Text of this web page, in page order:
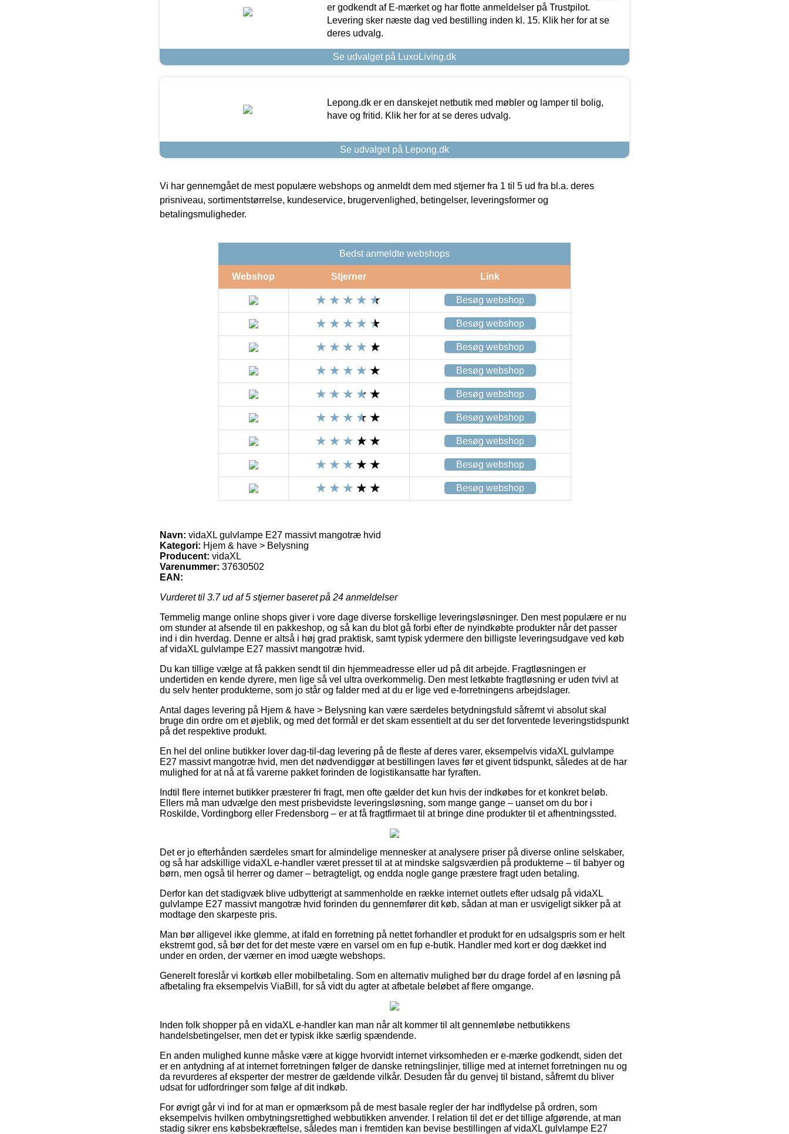
er godkendt af E-mærket og har flotte anmeldelser på Trustpilot.
Levering sker næste dag ved bestilling inden kl. 15. Klik her for at se
deres udvalg.
Se udvalget på LuxoLiving.dk
Lepong.dk er en danskejet netbutik med møbler og lamper til bolig,
have og fritid. Klik her for at se deres udvalg.
Se udvalget på Lepong.dk
Vi har gennemgået de mest populære webshops og anmeldt dem med stjerner fra 1 til 5 ud fra bl.a. deres
prisniveau, sortimentstørrelse, kundeservice, brugervenlighed, betingelser, leveringsformer og
betalingsmuligheder.
Bedst anmeldte webshops
Webshop Stjerner Link
Besøg webshop
Besøg webshop
Besøg webshop
Besøg webshop
Besøg webshop
Besøg webshop
Besøg webshop
Besøg webshop
Besøg webshop
Navn: vidaXL gulvlampe E27 massivt mangotræ hvid
Kategori: Hjem & have > Belysning
Producent: vidaXL
Varenummer: 37630502
EAN:
Vurderet til 3.7ud af 5 stjerner baseret på 24 anmeldelser
Temmelig mange online shops giver i vore dage diverse forskellige leveringsløsninger. Den mest populære er nu
om stunder at afsende til en pakkeshop, og så kan du blot gå forbi efter de nyindkøbte produkter når det passer
ind i din hverdag. Denne er altså i høj grad praktisk, samt typisk ydermere den billigste leveringsudgave ved køb
af vidaXL gulvlampe E27 massivt mangotræ hvid.
Du kan tillige vælge at få pakken sendt til din hjemmeadresse eller ud på dit arbejde. Fragtløsningen er
undertiden en kende dyrere, men lige så vel ultra overkommelig. Den mest letkøbte fragtløsning er uden tvivl at
du selv henter produkterne, som jo står og falder med at du er lige ved e-forretningens arbejdslager.
Antal dages levering på Hjem & have > Belysning kan være særdeles betydningsfuld såfremt vi absolut skal
bruge din ordre om et øjeblik, og med det formål er det skam essentielt at du ser det forventede leveringstidspunkt
på det respektive produkt.
En hel del online butikker lover dag-til-dag levering på de fleste af deres varer, eksempelvis vidaXL gulvlampe
E27 massivt mangotræ hvid, men det nødvendiggør at bestillingen laves før et givent tidspunkt, således at de har
mulighed for at nå at få varerne pakket forinden de logistikansatte har fyraften.
Indtil flere internet butikker præsterer fri fragt, men ofte gælder det kun hvis der indkøbes for et konkret beløb.
Ellers må man udvælge den mest prisbevidste leveringsløsning, som mange gange – uanset om du bor i
Roskilde, Vordingborg eller Fredensborg – er at få fragtfirmaet til at bringe dine produkter til et afhentningssted.
Det er jo efterhånden særdeles smart for almindelige mennesker at analysere priser på diverse online selskaber,
og så har adskillige vidaXL e-handler været presset til at at mindske salgsværdien på produkterne – til babyer og
børn, men også til herrer og damer – betragteligt, og endda nogle gange præstere fragt uden betaling.
Derfor kan det stadigvæk blive udbytterigt at sammenholde en række internet outlets efter udsalg på vidaXL
gulvlampe E27 massivt mangotræ hvid forinden du gennemfører dit køb, sådan at man er usvigeligt sikker på at
modtage den skarpeste pris.
Man bør alligevel ikke glemme, at ifald en forretning på nettet forhandler et produkt for en udsalgspris som er helt
ekstremt god, så bør det for det meste være en varsel om en fup e-butik. Handler med kort er dog dækket ind
under en orden, der værner en imod uægte webshops.
Generelt foreslår vi kortkøb eller mobilbetaling. Som en alternativ mulighed bør du drage fordel af en løsning på
afbetaling fra eksempelvis ViaBill, for så vidt du agter at afbetale beløbet af flere omgange.
Inden folk shopper på en vidaXL e-handler kan man når alt kommer til alt gennemløbe netbutikkens
handelsbetingelser, men det er typisk ikke særlig spændende.
En anden mulighed kunne måske være at kigge hvorvidt internet virksomheden er e-mærke godkendt, siden det
er en antydning af at internet forretningen følger de danske retningslinjer, tillige med at internet forretningen nu og
da revurderes af eksperter der mestrer de gældende vilkår. Desuden får du genvej til bistand, såfremt du bliver
udsat for udfordringer som følge af dit indkøb.
For øvrigt går vi ind for at man er opmærksom på de mest basale regler der har indflydelse på ordren, som
eksempelvis hvilken ombytningsrettighed webbutikken anvender. I relation til det er det tillige afgørende, at man
stadig sikrer ens købsbekræftelse, således man i fremtiden kan bevise bestillingen af vidaXL gulvlampe E27